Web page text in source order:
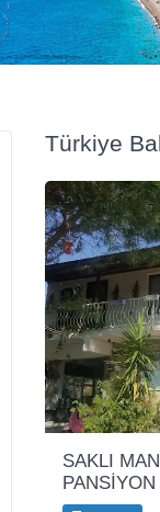
Türkiye
SAKLI
PANSİYON